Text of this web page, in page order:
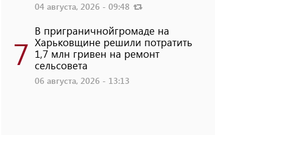
04 августа, 2026 - 09:48
7
В приграничнойгромаде на
Харьковщине решили потратить
1,7 млн ​​гривен на ремонт
сельсовета
06 августа, 2026 - 13:13